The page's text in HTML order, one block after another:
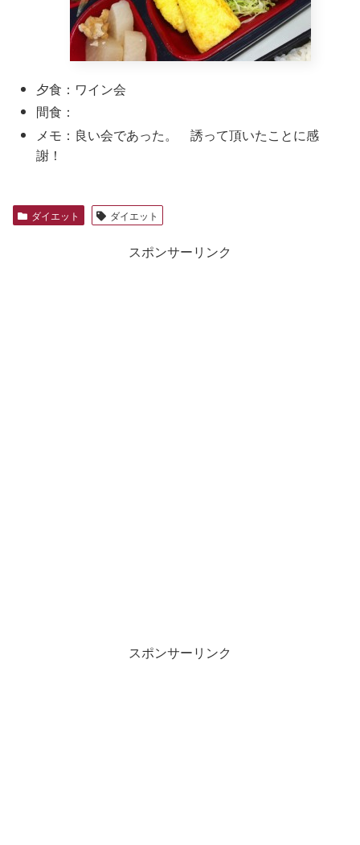
夕食：ワイン会
間食：
メモ：良い会であった。 誘って頂いたことに感
謝！
ダイエット ダイエット
スポンサーリンク
スポンサーリンク